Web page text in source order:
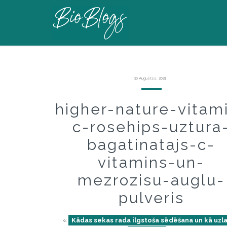
30 Augustss, 2021
higher-nature-
c-rosehips-uztura-
bagatinatajs-c-
vitamins-un-
mezrozisu-auglu-
pulveris
«
Kādas sekas rada ilgstoša sēdēšana un kā